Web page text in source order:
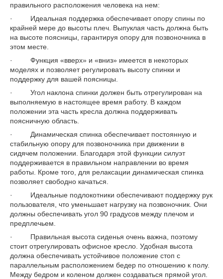
правильного расположения человека на нем:
· Идеальная поддержка обеспечивает опору спины по
крайней мере до высоты плеч. Выпуклая часть должна быть
на высоте поясницы, гарантируя опору для позвоночника в
этом месте.
· Функция «вверх» и «вниз» имеется в некоторых
моделях и позволяет регулировать высоту спинки и
поддержку для вашей поясницы.
· Угол наклона спинки должен быть отрегулирован на
выполняемую в настоящее время работу. В каждом
положении эта часть кресла должна поддерживать
поясничную область.
· Динамическая спинка обеспечивает постоянную и
стабильную опору для позвоночника при движении в
сидячем положении. Благодаря этой функции силуэт
поддерживается в правильном направлении во время
работы. Кроме того, для релаксации динамическая спинка
позволяет свободно качаться.
· Идеальные подлокотники обеспечивают поддержку рук
пользователя, что уменьшает нагрузку на позвоночник. Они
должны обеспечивать угол 90 градусов между плечом и
предплечьем.
· Правильная высота сиденья очень важна, поэтому
стоит отрегулировать офисное кресло. Удобная высота
должна обеспечивать устойчивое положение стоп с
параллельным расположением бедер по отношению к полу.
Между бедром и коленом должен создаваться прямой угол.